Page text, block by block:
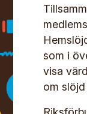
som i
visa
om